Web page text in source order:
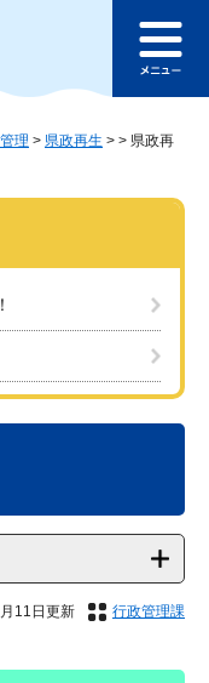
ュ
理 > 県政再生 > > 県政再
11日更新 行政管理課